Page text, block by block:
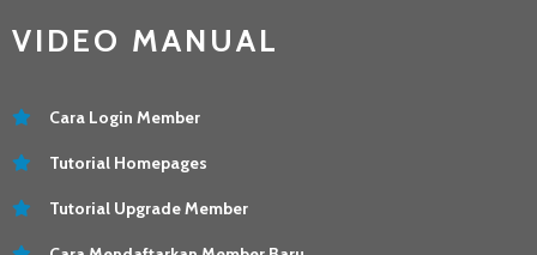
VIDEO MANUAL
Cara Login Member
Tutorial Homepages
Tutorial Upgrade Member